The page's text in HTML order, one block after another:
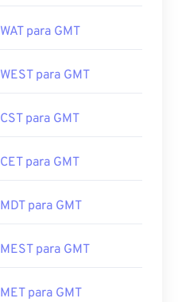
WAT para GMT
WEST para GMT
CST para GMT
CET para GMT
MDT para GMT
MEST para GMT
MET para GMT